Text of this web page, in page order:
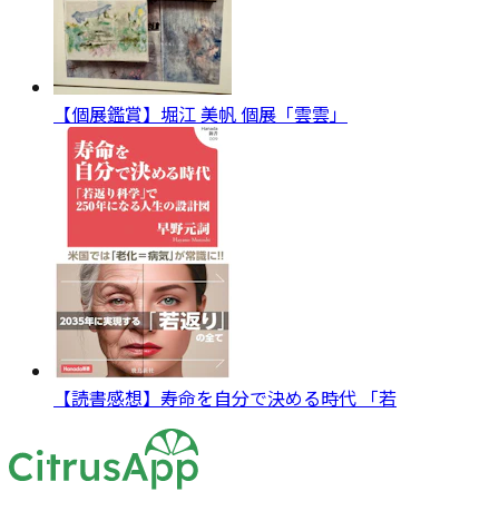
【個展鑑賞】堀江 美帆 個展「雲雲」
【読書感想】寿命を自分で決める時代 「若